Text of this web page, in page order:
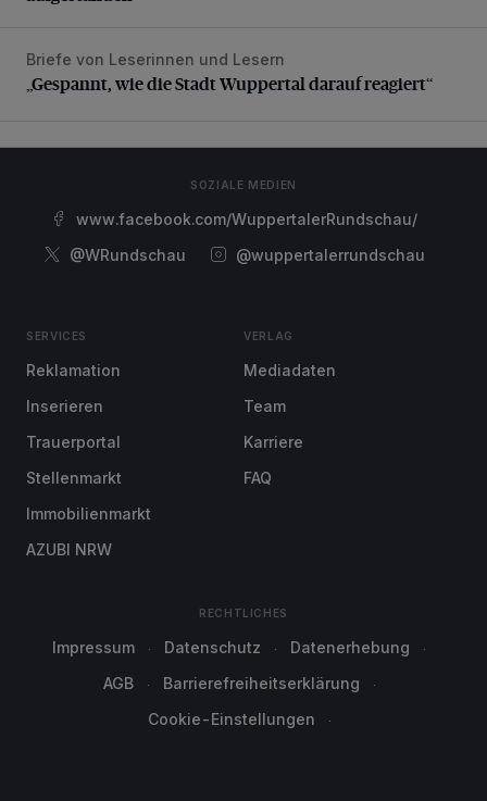
„Gespannt, wie die Stadt Wuppertal darauf reagiert“
Briefe von Leserinnen und Lesern
„Gespannt, wie die Stadt Wuppertal darauf reagiert“
SOZIALE MEDIEN
www.facebook.com/WuppertalerRundschau/
@WRundschau
@wuppertalerrundschau
SERVICES
Reklamation
Inserieren
Trauerportal
Stellenmarkt
Immobilienmarkt
AZUBI NRW
VERLAG
Mediadaten
Team
Karriere
FAQ
RECHTLICHES
Impressum Datenschutz
Datenerhebung
AGB
Barrierefreiheitserklärung
Cookie-Einstellungen